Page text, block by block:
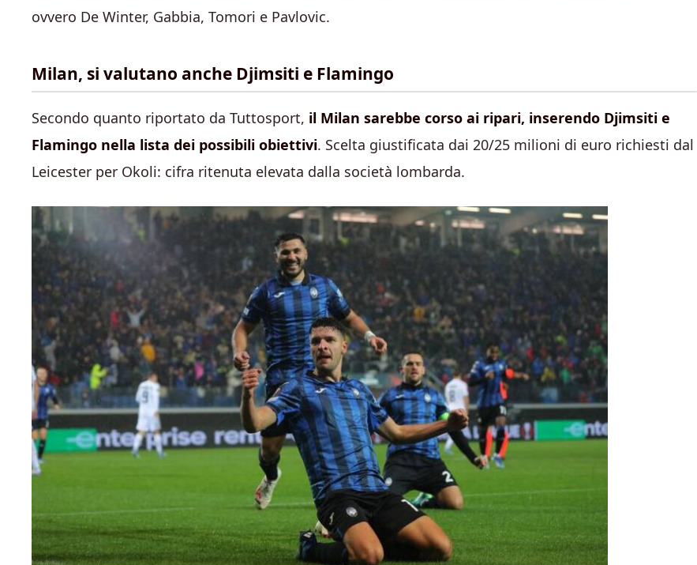
ovvero De Winter, Gabbia, Tomori e Pavlovic.
Milan, si valutano anche Djimsiti e Flamingo
Secondo quanto riportato da Tuttosport, il Milan sarebbe corso ai ripari, inserendo Djimsiti e
Flamingo nella lista dei possibili obiettivi. Scelta giustificata dai 20/25 milioni di euro richiesti dal
Leicester per Okoli: cifra ritenuta elevata dalla società lombarda.